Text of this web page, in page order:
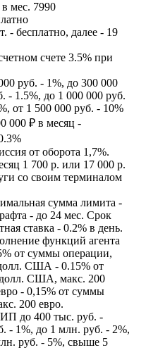
мес. 7990
- бесплатно, далее - 19
счете 3.5% при
руб. - 1%, до 300 000
- 1.5%, до 1 000 000 руб.
от 1 500 000 руб. - 10%
000 ₽ в месяц -
от оборота 1,7%.
1 700 р. или 17 000 р.
со своим терминалом
сумма лимита -
- до 24 мес. Срок
ставка - 0.2% в день.
функций агента
от суммы операции,
США - 0.15% от
США, макс. 200
- 0,15% от суммы
200 евро.
ИП до 400 тыс. руб. -
- 1%, до 1 млн. руб. - 2%,
руб. - 5%, свыше 5